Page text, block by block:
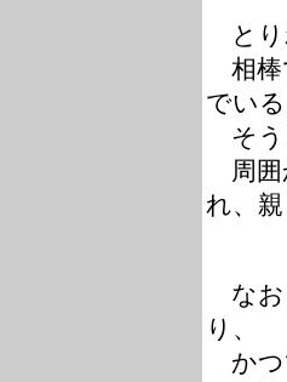
とり
相棒
でいる
そう
周囲
れ、親
なお
り、
かつ